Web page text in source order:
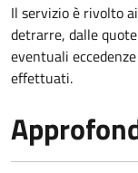
Il servizio è rivolto
detrarre, dalle
eventuali
effettuati.